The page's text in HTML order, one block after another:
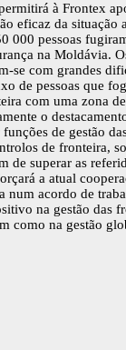
à Frontex
eficaz da situação
000 pessoas
na Moldávia.
se com grandes
de pessoas que
com uma zona
o
de gestão
de fronteira,
de superar as
a atual
num acordo de
na gestão das
como na gestão